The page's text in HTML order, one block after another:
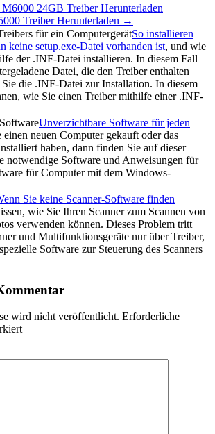
24GB Treiber Herunterladen
Treiber Herunterladen →
So installieren
keine setup.exe-Datei vorhanden ist, und wie
der .INF-Datei installieren. In diesem Fall
Datei, die den Treiber enthalten
die .INF-Datei zur Installation. In diesem
wie Sie einen Treiber mithilfe einer .INF-
Unverzichtbare Software für jeden
einen neuen Computer gekauft oder das
haben, dann finden Sie auf dieser
notwendige Software und Anweisungen für
für Computer mit dem Windows-
Sie keine Scanner-Software finden
wie Sie Ihren Scanner zum Scannen von
verwenden können. Dieses Problem tritt
und Multifunktionsgeräte nur über Treiber,
Software zur Steuerung des Scanners
wird nicht veröffentlicht. Erforderliche